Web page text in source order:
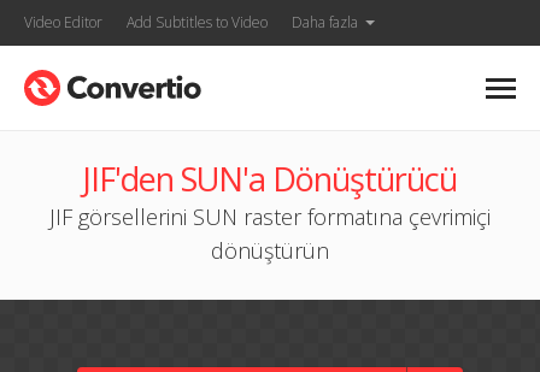
Video Editor Add Subtitles to Video Daha fazla
JIF'den SUN'a Dönüştürücü
JIF görsellerini SUN raster formatına çevrimiçi
dönüştürün